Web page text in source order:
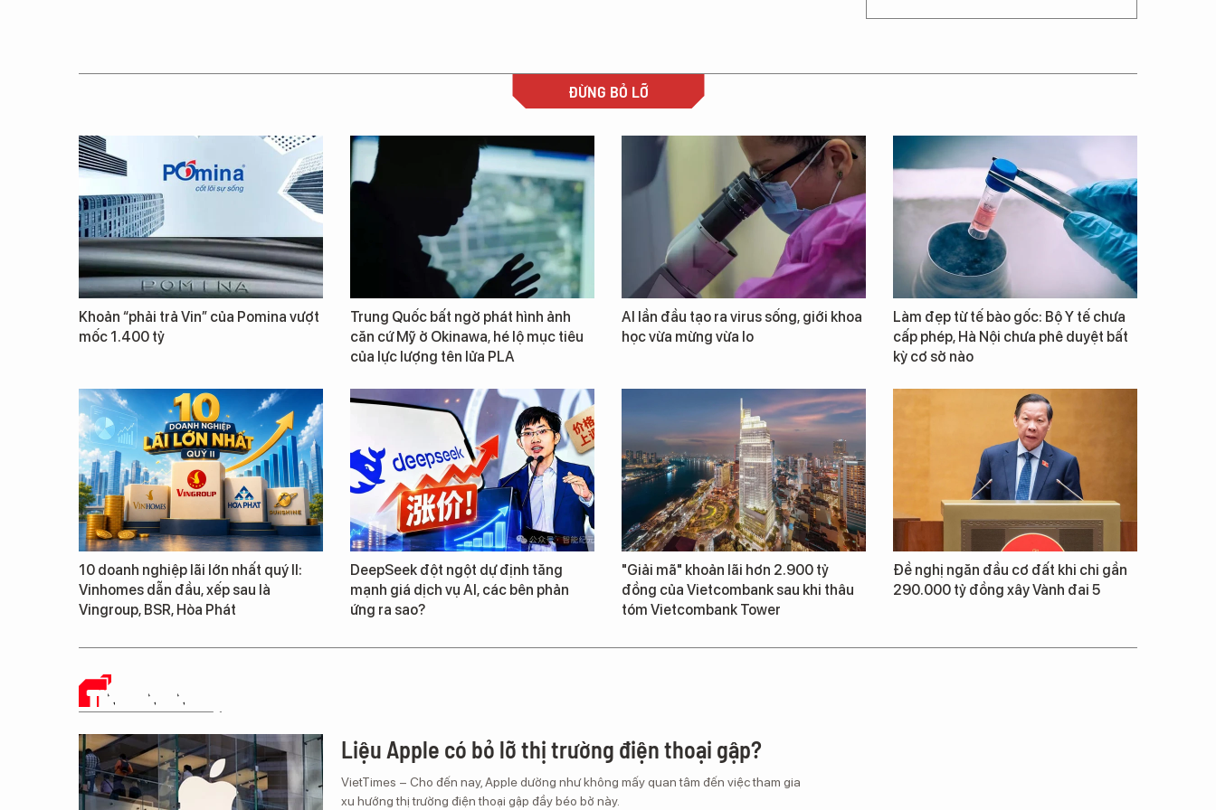
ĐỪNG BỎ LỠ
Khoản “phải trả Vin” của Pomina vượt
mốc 1.400 tỷ
Trung Quốc bất ngờ phát hình ảnh
căn cứ Mỹ ở Okinawa, hé lộ mục tiêu
của lực lượng tên lửa PLA
AI lần đầu tạo ra virus sống, giới khoa
học vừa mừng vừa lo
Làm đẹp từ tế bào gốc: Bộ Y tế chưa
cấp phép, Hà Nội chưa phê duyệt bất
kỳ cơ sở nào
10 doanh nghiệp lãi lớn nhất quý II:
Vinhomes dẫn đầu, xếp sau là
Vingroup, BSR, Hòa Phát
DeepSeek đột ngột dự định tăng
mạnh giá dịch vụ AI, các bên phản
ứng ra sao?
"Giải mã" khoản lãi hơn 2.900 tỷ
đồng của Vietcombank sau khi thâu
tóm Vietcombank Tower
Đề nghị ngăn đầu cơ đất khi chi gần
290.000 tỷ đồng xây Vành đai 5
TIN CÔNG NGHỆ
Liệu Apple có bỏ lỡ thị trường điện thoại gập?
VietTimes – Cho đến nay, Apple dường như không mấy quan tâm đến việc tham gia
xu hướng thị trường điện thoại gập đầy béo bở này.